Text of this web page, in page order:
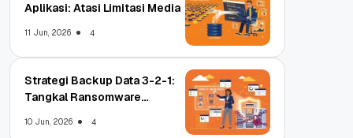
Aplikasi: Atasi Limitasi Media
11 Jun, 2026 4
Strategi Backup Data 3-2-1:
Tangkal Ransomware
10 Jun, 2026 4